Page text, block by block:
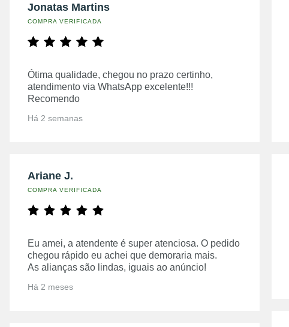
Jonatas Martins
COMPRA VERIFICADA
Ótima qualidade, chegou no prazo certinho,
atendimento via WhatsApp excelente!!!
Recomendo
Há 2 semanas
Ariane J.
COMPRA VERIFICADA
Eu amei, a atendente é super atenciosa. O pedido
chegou rápido eu achei que demoraria mais.
As alianças são lindas, iguais ao anúncio!
Há 2 meses